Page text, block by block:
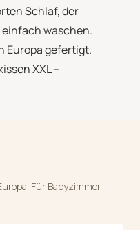
Schlaf, der
waschen.
Europa gefertigt.
XXL –
Für Babyzimmer,